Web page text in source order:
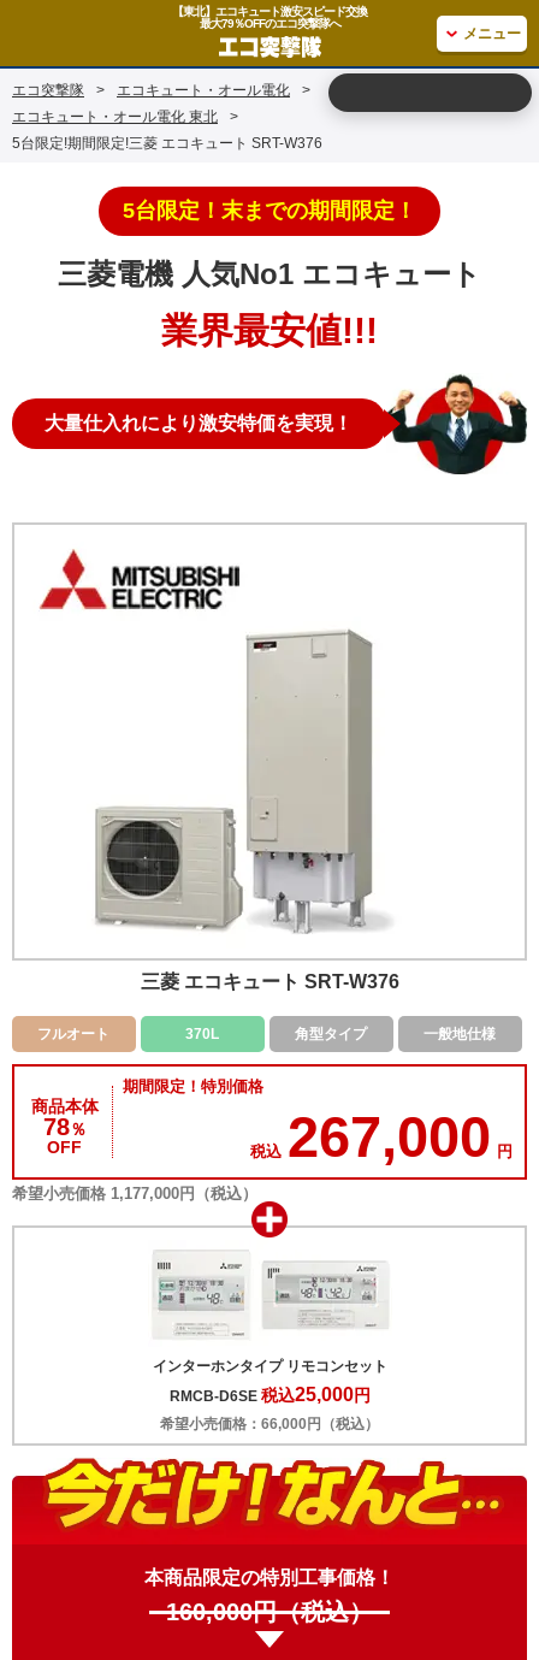
【東北】エコキュート激安スピード交換
最大79％OFFのエコ突撃隊へ
メニュー
エコ突撃隊 > エコキュート・オール電化
>
エコキュート・オール電化 東北
>
5台限定!期間限定!三菱 エコキュート SRT-W376
5台限定！末までの期間限定！
三菱電機 人気No1 エコキュート
業界最安値!!!
大量仕入れにより激安特価を実現！
三菱 エコキュート SRT-W376
フルオート 370L 角型タイプ 一般地仕様
商品本体
78％
OFF
期間限定！特別価格
税込 267,000 円
希望小売価格 1,177,000円（税込）
インターホンタイプ リモコンセット
RMCB-D6SE 税込25,000円
希望小売価格：66,000円（税込）
本商品限定の特別工事価格！
160,000円（税込）